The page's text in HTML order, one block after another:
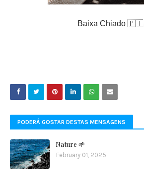
Baixa Chiado 🇵🇹
PODERÁ GOSTAR DESTAS MENSAGENS
Nature 🌱
February 01, 2025